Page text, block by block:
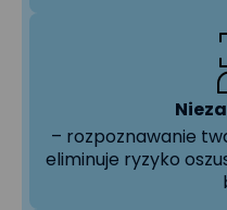
– rozpoznawanie
eliminuje ryzyko